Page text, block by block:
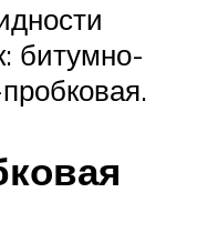
битумно-